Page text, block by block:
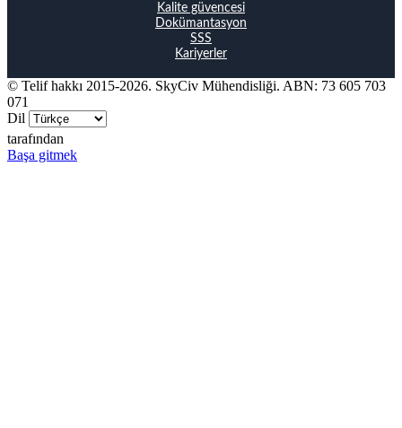
Kalite güvencesi
Dokümantasyon
SSS
Kariyerler
© Telif hakkı 2015-2026. SkyCiv Mühendisliği. ABN: 73 605 703
071
Dil
tarafından
Başa gitmek